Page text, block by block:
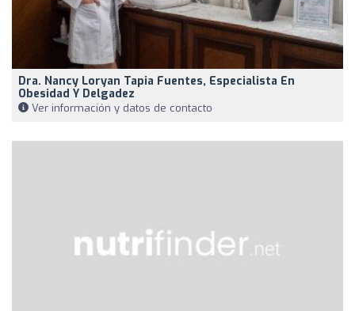
Dra. Nancy Loryan Tapia Fuentes, Especialista En
Obesidad Y Delgadez
Ver información y datos de contacto